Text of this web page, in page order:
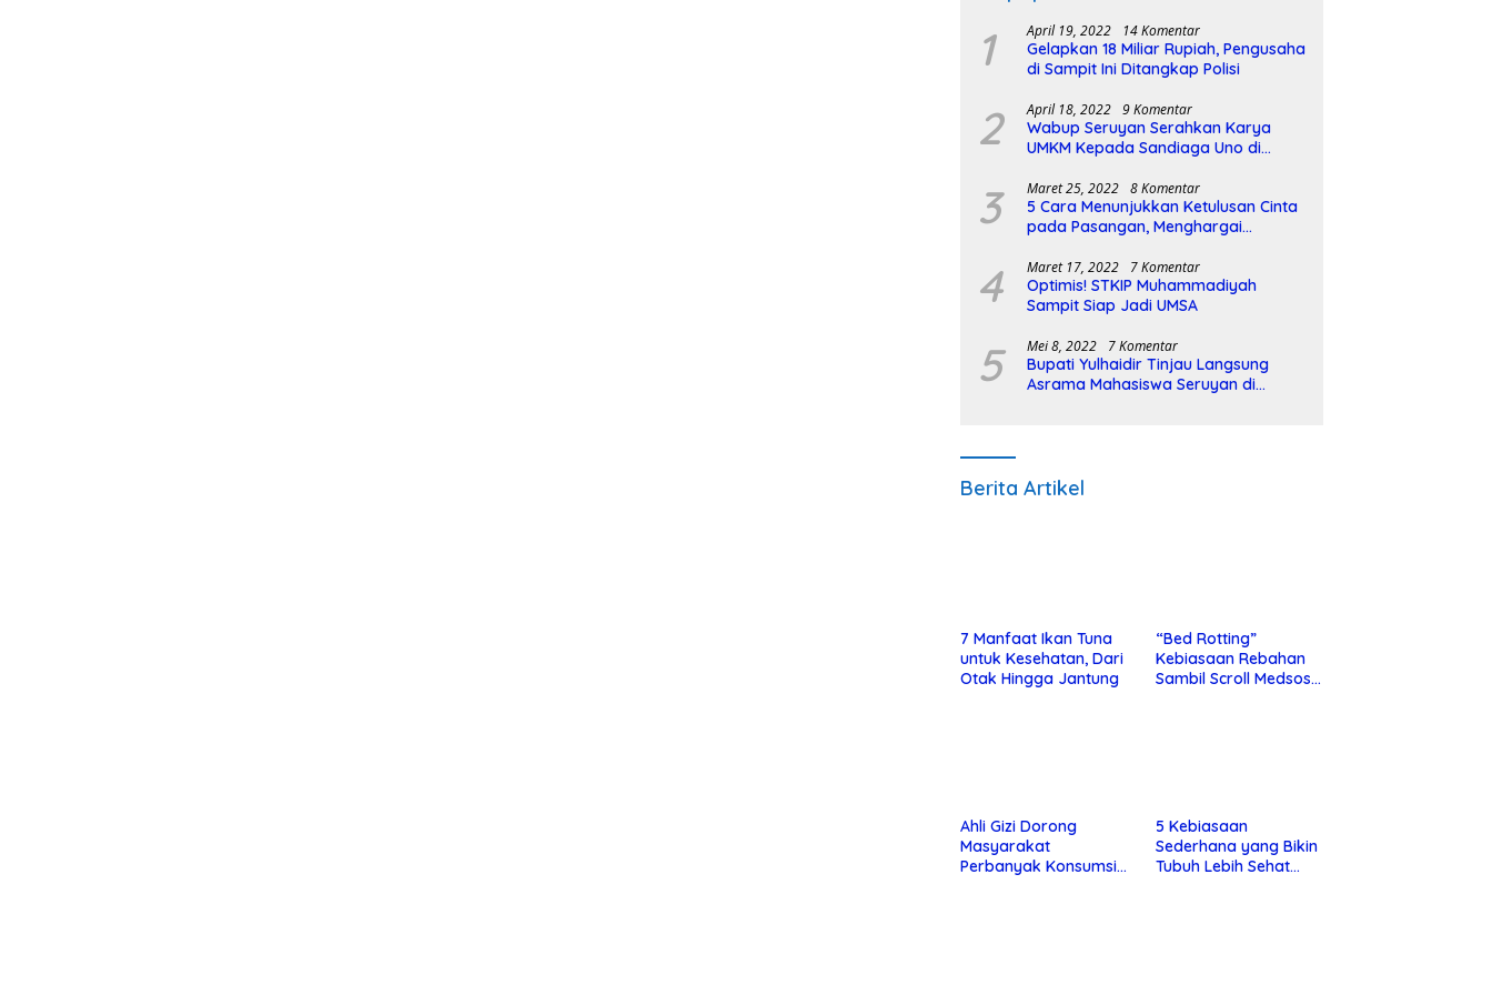
1 April 19, 2022 14 Komentar
Gelapkan 18 Miliar Rupiah, Pengusaha
di Sampit Ini Ditangkap Polisi
2 April 18, 2022 9 Komentar
Wabup Seruyan Serahkan Karya
UMKM Kepada Sandiaga Uno di
3 Maret 25, 2022 8 Komentar
5 Cara Menunjukkan Ketulusan Cinta
pada Pasangan, Menghargai
4 Maret 17, 2022 7 Komentar
Optimis! STKIP Muhammadiyah
Sampit Siap Jadi UMSA
5 Mei 8, 2022 7 Komentar
Bupati Yulhaidir Tinjau Langsung
Asrama Mahasiswa Seruyan di
Berita Artikel
7 Manfaat Ikan Tuna
untuk Kesehatan, Dari
Otak Hingga Jantung
“Bed Rotting”
Kebiasaan Rebahan
Sambil Scroll Medsos
Ahli Gizi Dorong
Masyarakat
Perbanyak Konsumsi
5 Kebiasaan
Sederhana yang Bikin
Tubuh Lebih Sehat